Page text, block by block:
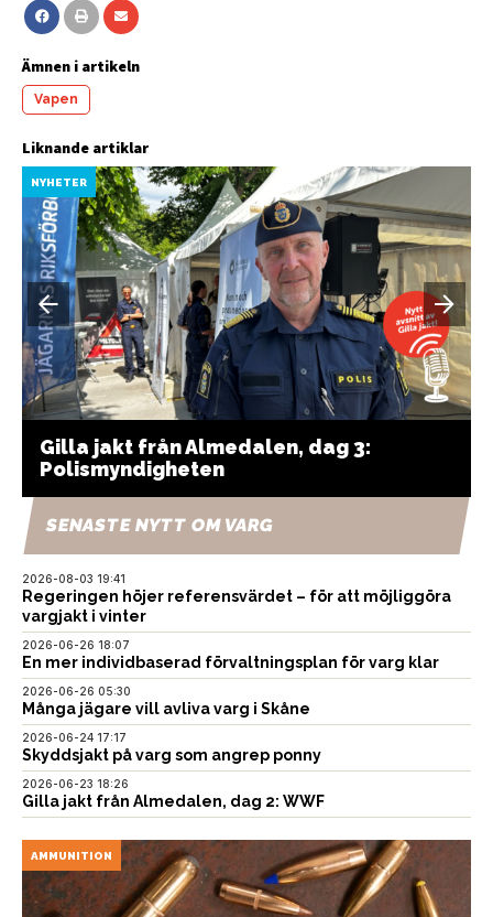
Ämnen i artikeln
Vapen
Liknande artiklar
NYHETER
Gilla jakt från Almedalen, dag 3:
Polismyndigheten
SENASTE NYTT OM VARG
2026-08-03 19:41
Regeringen höjer referensvärdet – för att möjliggöra
vargjakt i vinter
2026-06-26 18:07
En mer individbaserad förvaltningsplan för varg klar
2026-06-26 05:30
Många jägare vill avliva varg i Skåne
2026-06-24 17:17
Skyddsjakt på varg som angrep ponny
2026-06-23 18:26
Gilla jakt från Almedalen, dag 2: WWF
AMMUNITION